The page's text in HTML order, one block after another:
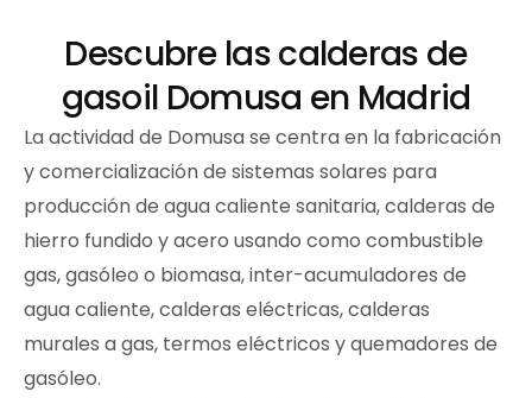
Descubre las calderas de
gasoil Domusa en Madrid
La actividad de Domusa se centra en la fabricación
y comercialización de sistemas solares para
producción de agua caliente sanitaria, calderas de
hierro fundido y acero usando como combustible
gas, gasóleo o biomasa, inter-acumuladores de
agua caliente, calderas eléctricas, calderas
murales a gas, termos eléctricos y quemadores de
gasóleo.